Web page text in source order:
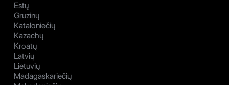
Estų
Gruzinų
Kataloniečių
Kazachų
Kroatų
Latvių
Lietuvių
Madagaskariečių